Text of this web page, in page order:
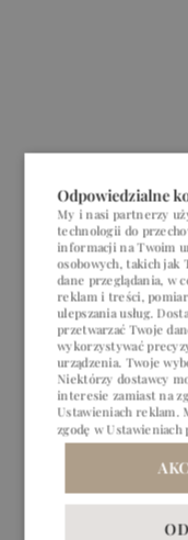
BIZNES
BIZNES
Odpowiedzialne
My i nasi partnerzy
technologii do
informacji na Twoim
osobowych, takich
dane przeglądania, w
reklam i treści,
ulepszania usług.
przetwarzać Twoje
wykorzystywać
urządzenia. Twoje
Niektórzy dostawcy
interesie zamiast na
Ustawieniach reklam.
zgodę w Ustawieniach